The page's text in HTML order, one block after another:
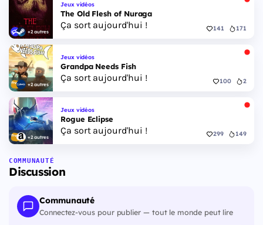
+2 autres
Jeux vidéos
The Old Flesh of Nuraga
Ça sort aujourd'hui ! 141 171
+2 autres
Jeux vidéos
Grandpa Needs Fish
Ça sort aujourd'hui ! 100 2
+2 autres
Jeux vidéos
Rogue Eclipse
Ça sort aujourd'hui ! 299 149
COMMUNAUTÉ
Discussion
Communauté
Connectez-vous pour publier — tout le monde peut lire